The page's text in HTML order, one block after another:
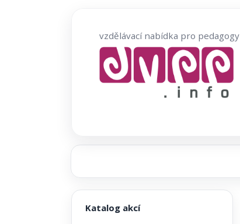
vzdělávací nabídka pro pedagogy
Katalog akcí